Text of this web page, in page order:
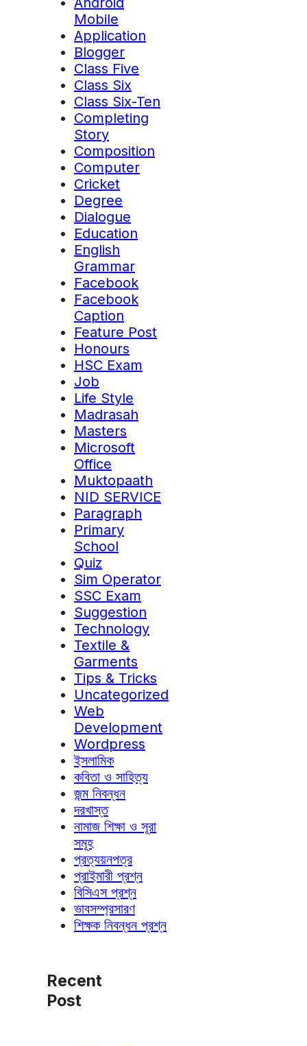
Mobile
Application
Blogger
Class Five
Class Six
Class Six-Ten
Completing
Story
Composition
Computer
Cricket
Degree
Dialogue
Education
English
Grammar
Facebook
Facebook
Caption
Feature Post
Honours
HSC Exam
Job
Life Style
Madrasah
Masters
Microsoft
Office
Muktopaath
NID SERVICE
Paragraph
Primary
School
Quiz
Sim Operator
SSC Exam
Suggestion
Technology
Textile &
Garments
Tips & Tricks
Uncategorized
Web
Development
Wordpress
ইসলামিক
কবিতা ও সাহিত্য
জন্ম নিবন্ধন
দরখাস্ত
নামাজ শিক্ষা ও সূরা
সমূহ
প্রত্যয়নপত্র
প্রাইমারী প্রশ্ন
বিসিএস প্রশ্ন
ভাবসম্প্রসারণ
শিক্ষক নিবন্ধন প্রশ্ন
Recent
Post